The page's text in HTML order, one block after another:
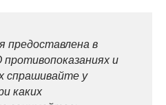
предоставлена в
противопоказаниях и
спрашивайте у
каких